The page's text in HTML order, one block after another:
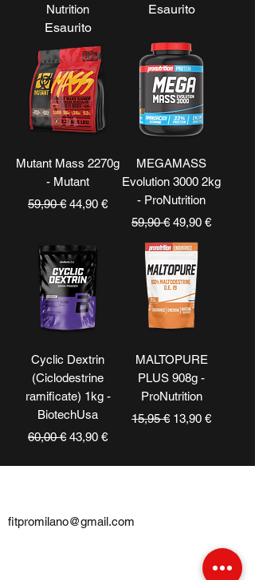
Nutrition
Esaurito
Esaurito
Mutant Mass 2270g
- Mutant
Prezzo regolare
59,90 € Prezzo scontato
44,90 €
MEGAMASS
Evolution 3000 2kg
- ProNutrition
Prezzo regolare
59,90 € Prezzo scontato
49,90 €
Cyclic Dextrin
(Ciclodestrine
ramificate) 1kg -
BiotechUsa
Prezzo regolare
60,00 € Prezzo scontato
43,90 €
MALTOPURE
PLUS 908g -
ProNutrition
Prezzo regolare
15,95 € Prezzo scontato
13,90 €
fitpromilano@gmail.com